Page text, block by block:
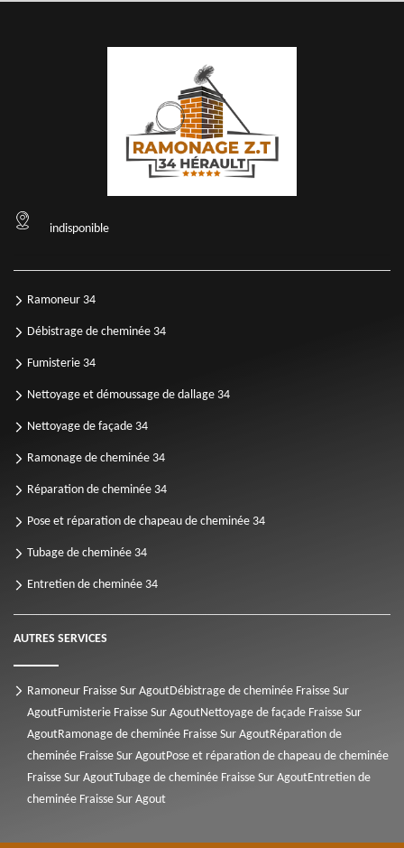
indisponible
Ramoneur 34
Débistrage de cheminée 34
Fumisterie 34
Nettoyage et démoussage de dallage 34
Nettoyage de façade 34
Ramonage de cheminée 34
Réparation de cheminée 34
Pose et réparation de chapeau de cheminée 34
Tubage de cheminée 34
Entretien de cheminée 34
AUTRES SERVICES
Ramoneur Fraisse Sur AgoutDébistrage de cheminée Fraisse Sur
AgoutFumisterie Fraisse Sur AgoutNettoyage de façade Fraisse Sur
AgoutRamonage de cheminée Fraisse Sur AgoutRéparation de
cheminée Fraisse Sur AgoutPose et réparation de chapeau de cheminée
Fraisse Sur AgoutTubage de cheminée Fraisse Sur AgoutEntretien de
cheminée Fraisse Sur Agout